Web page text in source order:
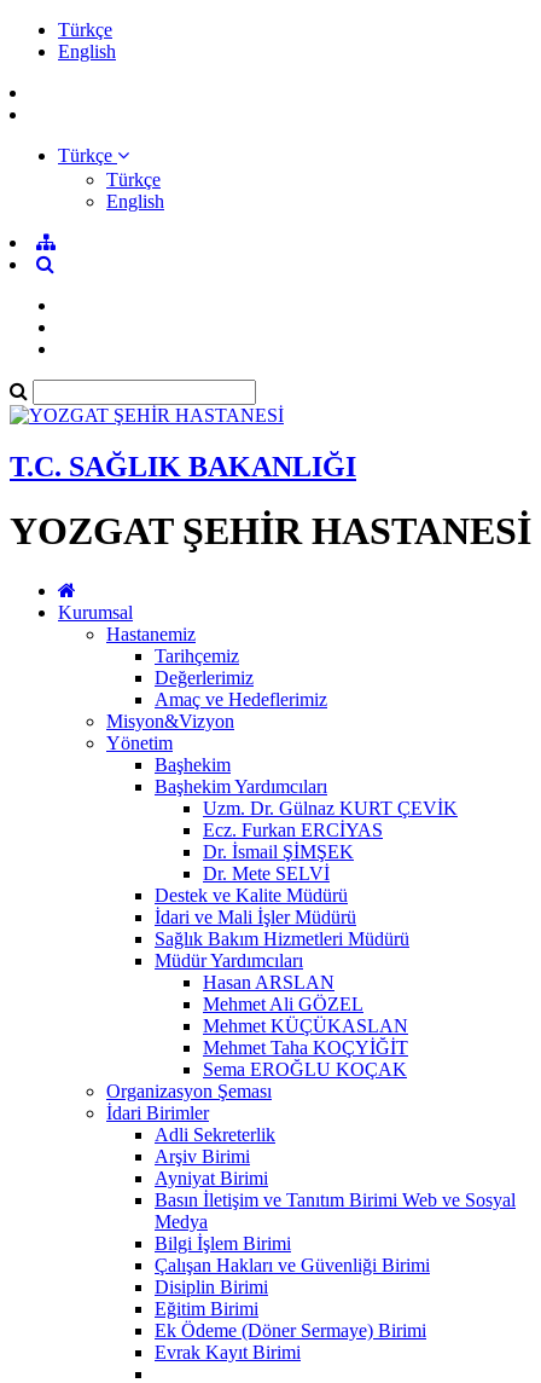
Türkçe
English
Türkçe
Türkçe
English
T.C. SAĞLIK BAKANLIĞI
YOZGAT ŞEHİR HASTANESİ
Kurumsal
Hastanemiz
Tarihçemiz
Değerlerimiz
Amaç ve Hedeflerimiz
Misyon&Vizyon
Yönetim
Başhekim
Başhekim Yardımcıları
Uzm. Dr. Gülnaz KURT ÇEVİK
Ecz. Furkan ERCİYAS
Dr. İsmail ŞİMŞEK
Dr. Mete SELVİ
Destek ve Kalite Müdürü
İdari ve Mali İşler Müdürü
Sağlık Bakım Hizmetleri Müdürü
Müdür Yardımcıları
Hasan ARSLAN
Mehmet Ali GÖZEL
Mehmet KÜÇÜKASLAN
Mehmet Taha KOÇYİĞİT
Sema EROĞLU KOÇAK
Organizasyon Şeması
İdari Birimler
Adli Sekreterlik
Arşiv Birimi
Ayniyat Birimi
Basın İletişim ve Tanıtım Birimi Web ve Sosyal
Medya
Bilgi İşlem Birimi
Çalışan Hakları ve Güvenliği Birimi
Disiplin Birimi
Eğitim Birimi
Ek Ödeme (Döner Sermaye) Birimi
Evrak Kayıt Birimi